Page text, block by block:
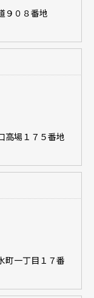
９０８番地
高場１７５番地
町一丁目１７番